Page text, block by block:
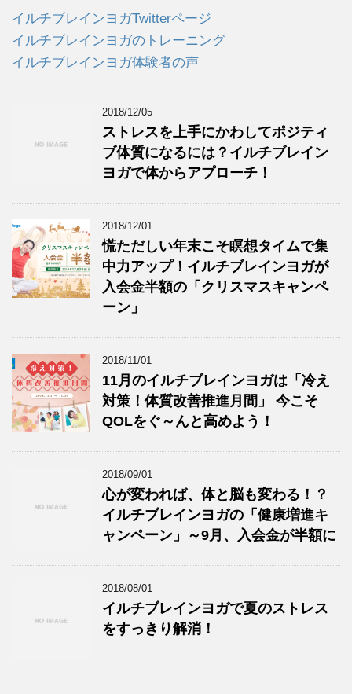
イルチブレインヨガTwitterページ
イルチブレインヨガのトレーニング
イルチブレインヨガ体験者の声
2018/12/05
ストレスを上手にかわしてポジティ
ブ体質になるには？イルチブレイン
ヨガで体からアプローチ！
2018/12/01
慌ただしい年末こそ瞑想タイムで集
中力アップ！イルチブレインヨガが
入会金半額の「クリスマスキャンペ
ーン」
2018/11/01
11月のイルチブレインヨガは「冷え
対策！体質改善推進月間」 今こそ
QOLをぐ～んと高めよう！
2018/09/01
心が変われば、体と脳も変わる！？
イルチブレインヨガの「健康増進キ
ャンペーン」～9月、入会金が半額に
2018/08/01
イルチブレインヨガで夏のストレス
をすっきり解消！